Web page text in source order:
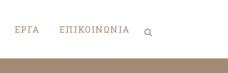
ΕΡΓΑ ΕΠΙΚΟΙΝΩΝΙΑ